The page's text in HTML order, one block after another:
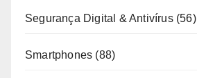
Segurança Digital & Antivírus(56)
Smartphones (88)